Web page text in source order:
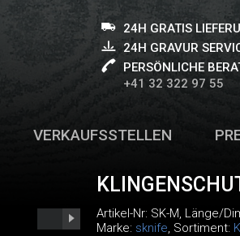
24H GRATIS
24H GRAVUR
PERSÖNLICHE
+41 32 322 97 55
VERKAUFSSTELLEN
Artikel-Nr: SK-M, Länge/
Marke: sknife, Sortiment: